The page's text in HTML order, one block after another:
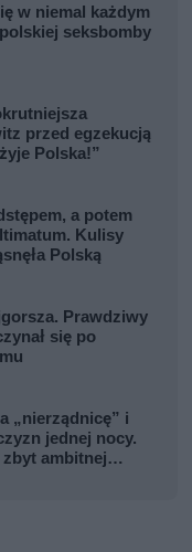
w niemal każdym
seksbomby
przed egzekucją
Polska!”
a potem
Kulisy
Polską
Prawdziwy
się po
„nierządnicę” i
jednej nocy.
zbyt ambitnej